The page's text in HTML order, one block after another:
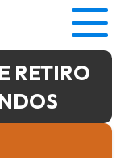
RETIRO